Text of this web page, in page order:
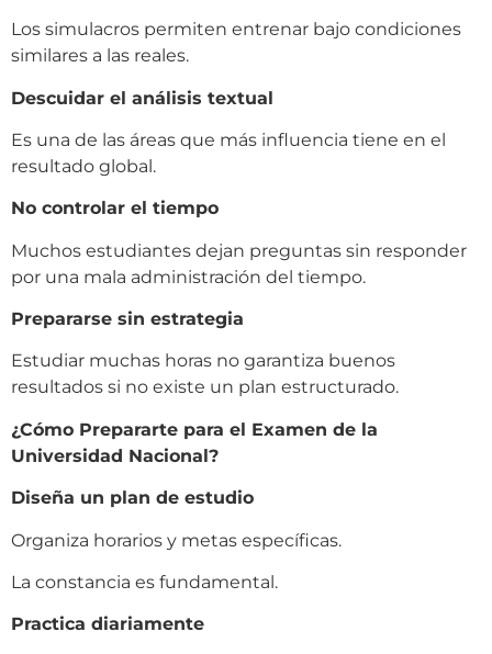
Los simulacros permiten entrenar bajo condiciones
similares a las reales.
Descuidar el análisis textual
Es una de las áreas que más influencia tiene en el
resultado global.
No controlar el tiempo
Muchos estudiantes dejan preguntas sin responder
por una mala administración del tiempo.
Prepararse sin estrategia
Estudiar muchas horas no garantiza buenos
resultados si no existe un plan estructurado.
¿Cómo Prepararte para el Examen de la
Universidad Nacional?
Diseña un plan de estudio
Organiza horarios y metas específicas.
La constancia es fundamental.
Practica diariamente